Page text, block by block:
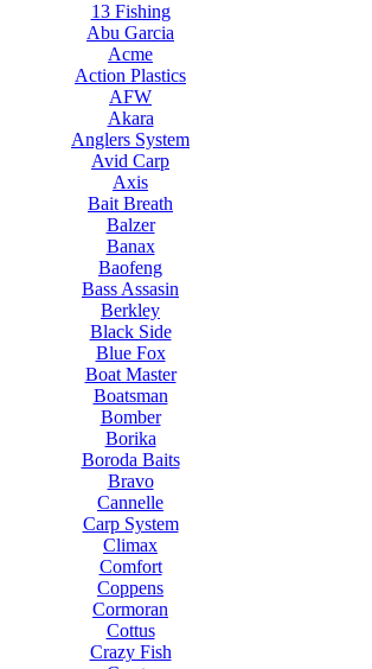
13 Fishing
Abu Garcia
Acme
Action Plastics
AFW
Akara
Anglers System
Avid Carp
Axis
Bait Breath
Balzer
Banax
Baofeng
Bass Assasin
Berkley
Black Side
Blue Fox
Boat Master
Boatsman
Bomber
Borika
Boroda Baits
Bravo
Cannelle
Carp System
Climax
Comfort
Coppens
Cormoran
Cottus
Crazy Fish